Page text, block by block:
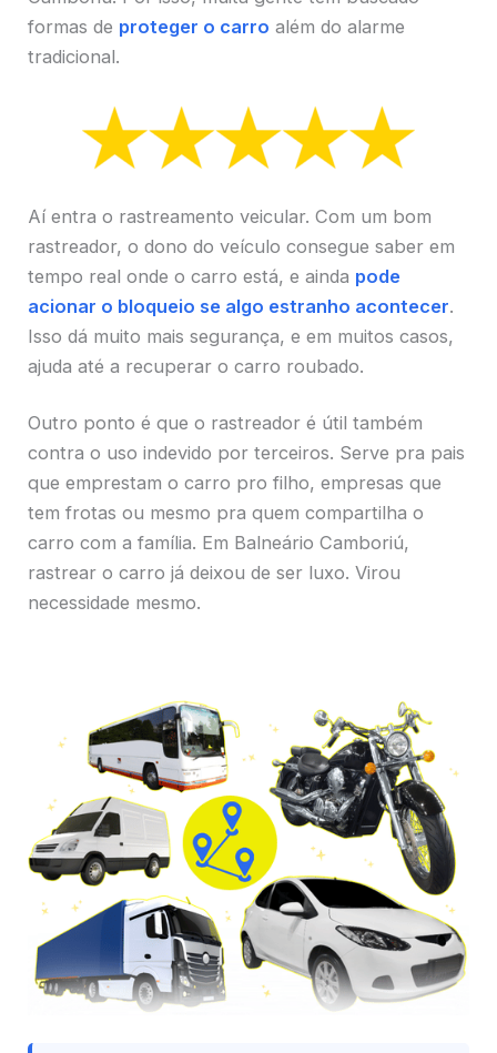
formas de proteger o carro além do alarme
tradicional.
Aí entra o rastreamento veicular. Com um bom
rastreador, o dono do veículo consegue saber em
tempo real onde o carro está, e ainda pode
acionar o bloqueio se algo estranho acontecer.
Isso dá muito mais segurança, e em muitos casos,
ajuda até a recuperar o carro roubado.
Outro ponto é que o rastreador é útil também
contra o uso indevido por terceiros. Serve pra pais
que emprestam o carro pro filho, empresas que
tem frotas ou mesmo pra quem compartilha o
carro com a família. Em Balneário Camboriú,
rastrear o carro já deixou de ser luxo. Virou
necessidade mesmo.